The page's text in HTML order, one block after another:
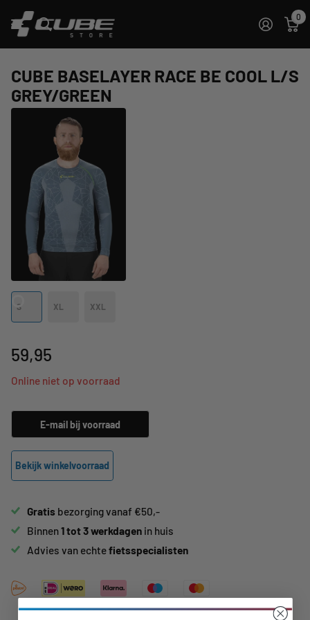
0
CUBE BASELAYER RACE BE COOL L/S
GREY/GREEN
S XL XXL
59,95
Online niet op voorraad
E-mail bij voorraad
Bekijk winkelvoorraad
Gratis bezorging vanaf €50,-
Binnen1 tot 3 werkdagen in huis
Advies van echtefietsspecialisten